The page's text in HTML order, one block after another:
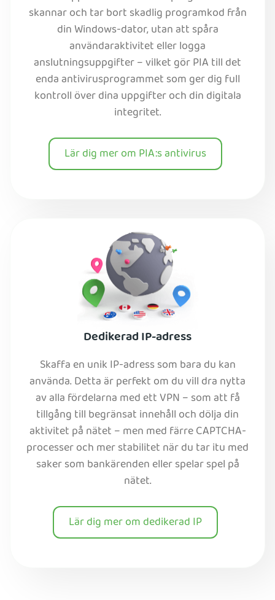
skannar och tar bort skadlig programkod från
din Windows-dator, utan att spåra
användaraktivitet eller logga
anslutningsuppgifter – vilket gör PIA till det
enda antivirusprogrammet som ger dig full
kontroll över dina uppgifter och din digitala
integritet.
Lär dig mer om PIA:s antivirus
Dedikerad IP-adress
Skaffa en unik IP-adress som bara du kan
använda. Detta är perfekt om du vill dra nytta
av alla fördelarna med ett VPN – som att få
tillgång till begränsat innehåll och dölja din
aktivitet på nätet – men med färre CAPTCHA-
processer och mer stabilitet när du tar itu med
saker som bankärenden eller spelar spel på
nätet.
Lär dig mer om dedikerad IP